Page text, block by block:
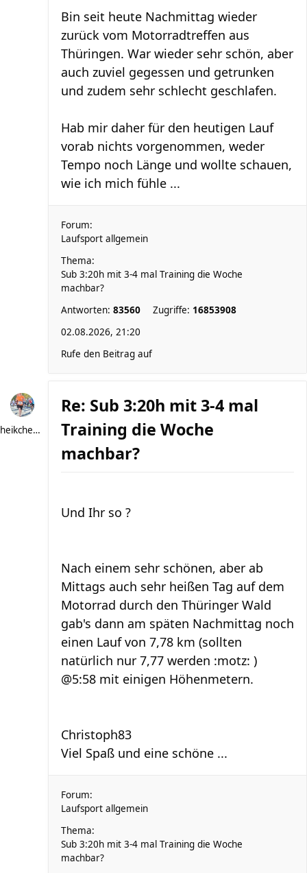
Bin seit heute Nachmittag wieder
zurück vom Motorradtreffen aus
Thüringen. War wieder sehr schön, aber
auch zuviel gegessen und getrunken
und zudem sehr schlecht geschlafen.
Hab mir daher für den heutigen Lauf
vorab nichts vorgenommen, weder
Tempo noch Länge und wollte schauen,
wie ich mich fühle ...
Forum:
Laufsport allgemein
Thema:
Sub 3:20h mit 3-4 mal Training die Woche
machbar?
Antworten: 83560 Zugriffe: 16853908
02.08.2026, 21:20
Rufe den Beitrag auf
heikchen007
Re: Sub 3:20h mit 3-4 mal
Training die Woche
machbar?
Und Ihr so ?
Nach einem sehr schönen, aber ab
Mittags auch sehr heißen Tag auf dem
Motorrad durch den Thüringer Wald
gab's dann am späten Nachmittag noch
einen Lauf von 7,78 km (sollten
natürlich nur 7,77 werden :motz: )
@5:58 mit einigen Höhenmetern.
Christoph83
Viel Spaß und eine schöne ...
Forum:
Laufsport allgemein
Thema:
Sub 3:20h mit 3-4 mal Training die Woche
machbar?